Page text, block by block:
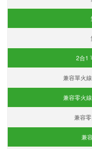
2合1
兼容單火
兼容零火
兼容
兼